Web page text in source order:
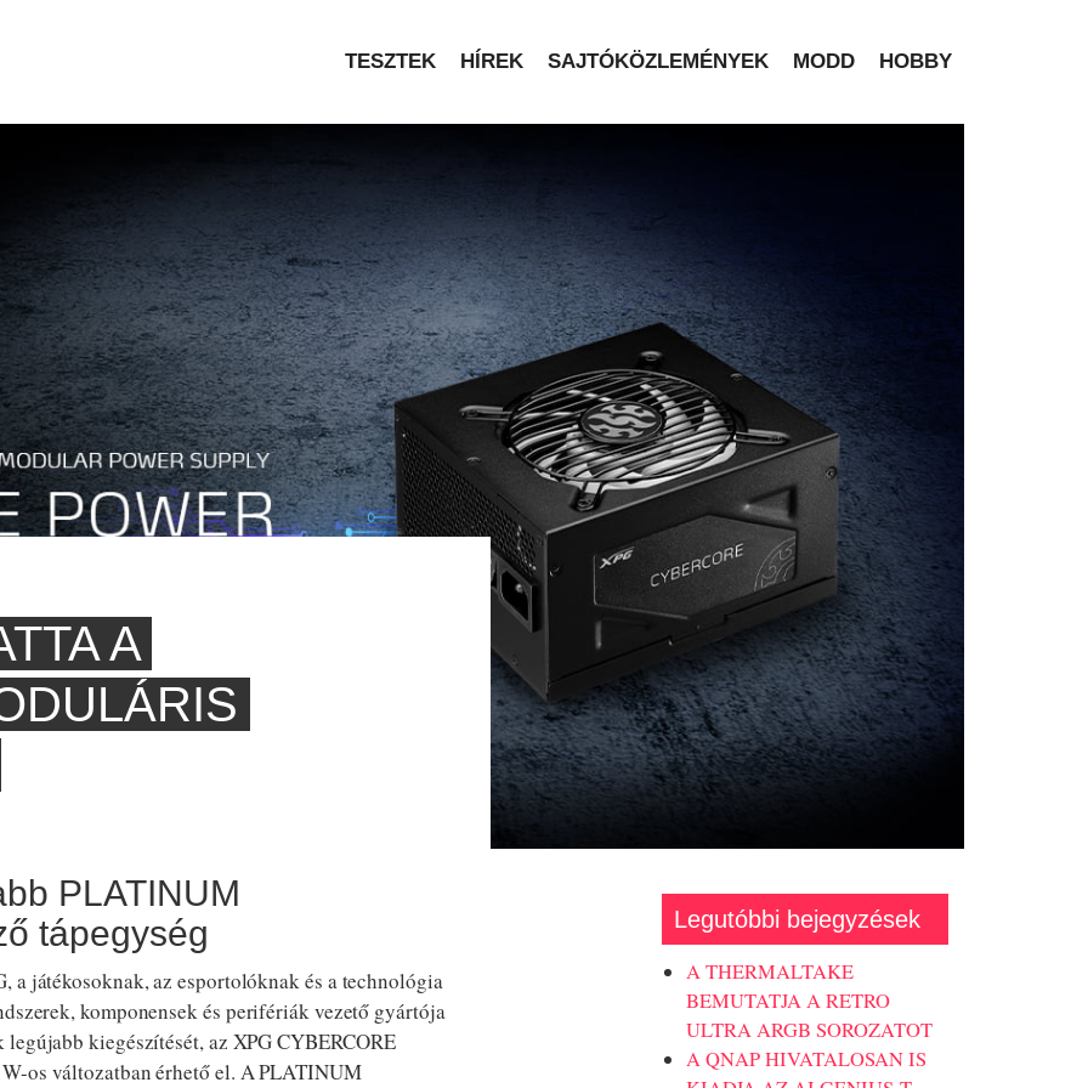
TESZTEK HÍREK SAJTÓKÖZLEMÉNYEK MODD HOBBY
A
PLATINUM
tápegység
a játékosoknak, az esportolóknak és a technológia
komponensek és perifériák vezető gyártója
kiegészítését, az XPG CYBERCORE
os változatban érhető el. A PLATINUM
Legutóbbi bejegyzések
A THERMALTAKE
BEMUTATJA A RETRO
ULTRA ARGB SOROZATOT
A QNAP HIVATALOSAN IS